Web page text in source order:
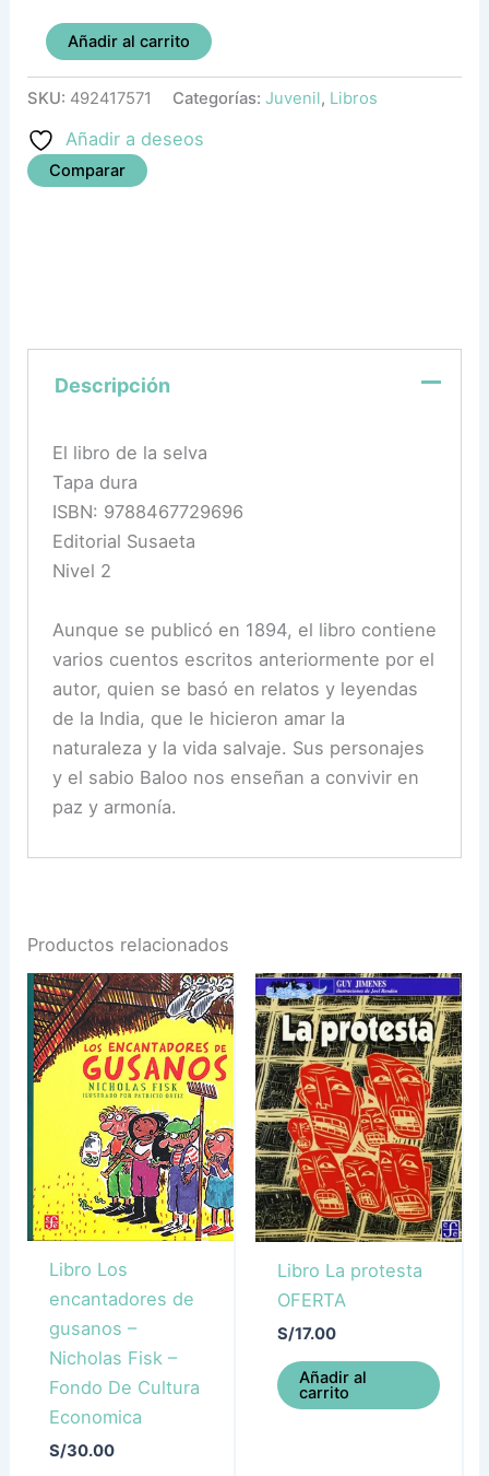
Añadir al carrito
SKU: 492417571 Categorías:Juvenil, Libros
Añadir a deseos
Comparar
Descripción
El libro de la selva
Tapa dura
ISBN: 9788467729696
Editorial Susaeta
Nivel 2
Aunque se publicó en 1894, el libro contiene
varios cuentos escritos anteriormente por el
autor, quien se basó en relatos y leyendas
de la India, que le hicieron amar la
naturaleza y la vida salvaje. Sus personajes
y el sabio Baloo nos enseñan a convivir en
paz y armonía.
Productos relacionados
Libro Los
encantadores de
gusanos –
Nicholas Fisk –
Fondo De Cultura
Economica
S/30.00
Libro La protesta
OFERTA
S/17.00
Añadir al
carrito